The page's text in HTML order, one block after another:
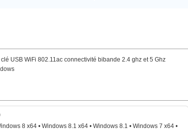
USB WiFi 802.11ac connectivité bibande 2.4 ghz et 5 Ghz
8 x64 • Windows 8.1 x64 • Windows 8.1 • Windows 7 x64 •